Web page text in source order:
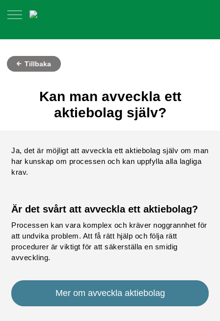
Tillbaka
Kan man avveckla ett
aktiebolag själv?
Ja, det är möjligt att avveckla ett aktiebolag själv om man
har kunskap om processen och kan uppfylla alla lagliga
krav.
Är det svårt att avveckla ett aktiebolag?
Processen kan vara komplex och kräver noggrannhet för
att undvika problem. Att få rätt hjälp och följa rätt
procedurer är viktigt för att säkerställa en smidig
avveckling.
Mer om avveckla aktiebolag